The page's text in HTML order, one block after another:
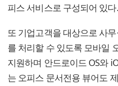
피스 서비스로 구성되어 있다.
또 기업고객을 대상으로 사
를 처리할 수 있도록 모바일
지원하며 안드로이드 OS와
는 오피스 문서전용 뷰어도